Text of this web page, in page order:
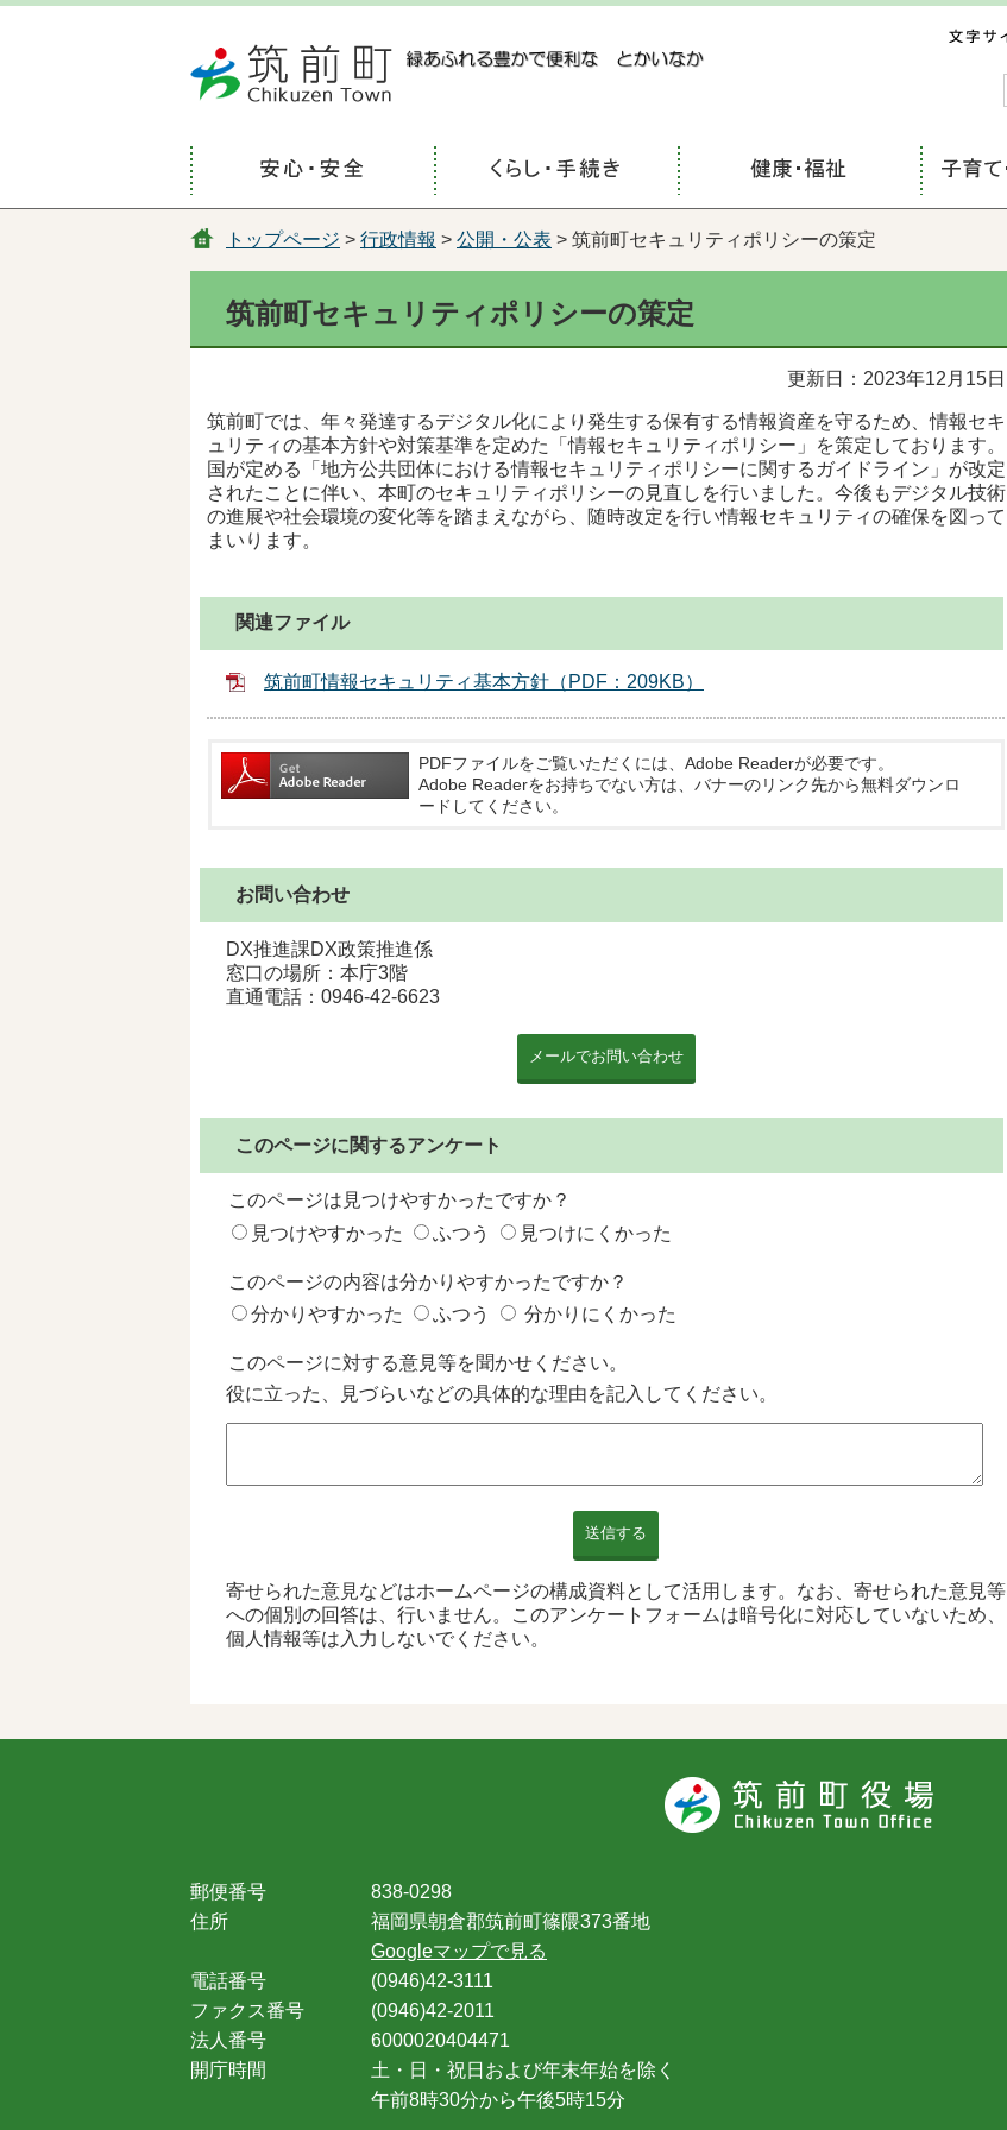
コンテンツにジャンプ
トップページ > 行政情報 > 公開・公表 > 筑前町セキュリティポリシーの策定
筑前町セキュリティポリシーの策定
更新日：2023年12月15日
筑前町では、年々発達するデジタル化により発生する保有する情報資産を守るため、情報セキ
ュリティの基本方針や対策基準を定めた「情報セキュリティポリシー」を策定しております。
国が定める「地方公共団体における情報セキュリティポリシーに関するガイドライン」が改定
されたことに伴い、本町のセキュリティポリシーの見直しを行いました。今後もデジタル技術
の進展や社会環境の変化等を踏まえながら、随時改定を行い情報セキュリティの確保を図って
まいります。
関連ファイル
筑前町情報セキュリティ基本方針（PDF：209KB）
PDFファイルをご覧いただくには、Adobe Readerが必要です。
Adobe Readerをお持ちでない方は、バナーのリンク先から無料ダウンロ
ードしてください。
お問い合わせ
DX推進課DX政策推進係
窓口の場所：本庁3階
直通電話： 0946-42-6623
このページに関するアンケート
このページは見つけやすかったですか？
見つけやすかった
ふつう 見つけにくかった
このページの内容は分かりやすかったですか？
分かりやすかった
ふつう 分かりにくかった
このページに対する意見等を聞かせください。
役に立った、見づらいなどの具体的な理由を記入してください。
送信する
寄せられた意見などはホームページの構成資料として活用します。なお、寄せられた意見等
への個別の回答は、行いません。このアンケートフォームは暗号化に対応していないため、
個人情報等は入力しないでください。
郵便番号
838-0298
住所
福岡県朝倉郡筑前町篠隈373番地
Googleマップで見る
電話番号
(0946)42-3111
ファクス番号
(0946)42-2011
法人番号
6000020404471
開庁時間
土・日・祝日および年末年始を除く
午前8時30分から午後5時15分